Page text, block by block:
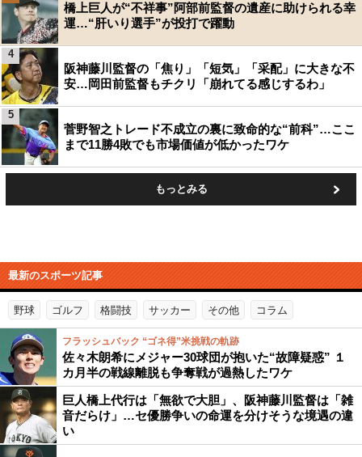
橋上巨人が“不祥事”阿部前監督の遺産に助けられる幸
運…“肝いり選手”が投打で躍動
阪神藤川監督の「焦り」「短気」「采配」に大きな不
安…岡田前監督もチクリ「崩れてる感じするわ」
4
菅野智之トレード不成立の裏に致命的な“前科”…ここ
まで11勝4敗でも市場価値が低かったワケ
5
もっとみる
最新のスポーツ記事
野球 ゴルフ 格闘技 サッカー その他 コラム
フラッシュバック “ゴネ得”米挑戦の軌跡
佐々木朗希にメジャー30球団が抱いた“故障疑惑” １
カ月半の戦線離脱も争奪戦が過熱したワケ
巨人橋上代行は「無欲で大胆」、阪神藤川監督は「雑
音だらけ」…セ優勝争いの命運を分けそうな境遇の違
い